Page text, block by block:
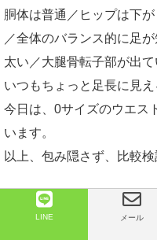
胴体は普通／ヒップは下
／全体のバランス的に足
太い／大腿骨転子部が出て
いつもちょっと足長に見
今日は、0サイズのウエス
います。
以上、包み隠さず、比較
LINE メール